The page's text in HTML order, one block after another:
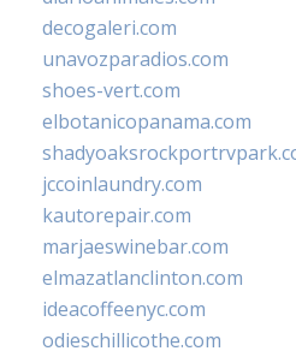
decogaleri.com
unavozparadios.com
shoes-vert.com
elbotanicopanama.com
jccoinlaundry.com
kautorepair.com
marjaeswinebar.com
elmazatlanclinton.com
ideacoffeenyc.com
odieschillicothe.com